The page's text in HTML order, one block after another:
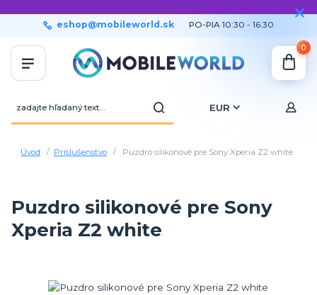
EUR
eshop@mobileworld.sk PO-PIA 10:30 - 16:30
0
Úvod Príslušenstvo Puzdro silikonové pre Sony Xperia Z2 white
Puzdro silikonové pre Sony
Xperia Z2 white